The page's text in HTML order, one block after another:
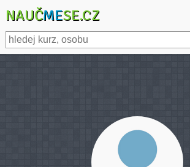
NAUČMESE.CZ